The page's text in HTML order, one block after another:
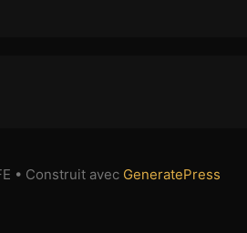
• Construit avec GeneratePress